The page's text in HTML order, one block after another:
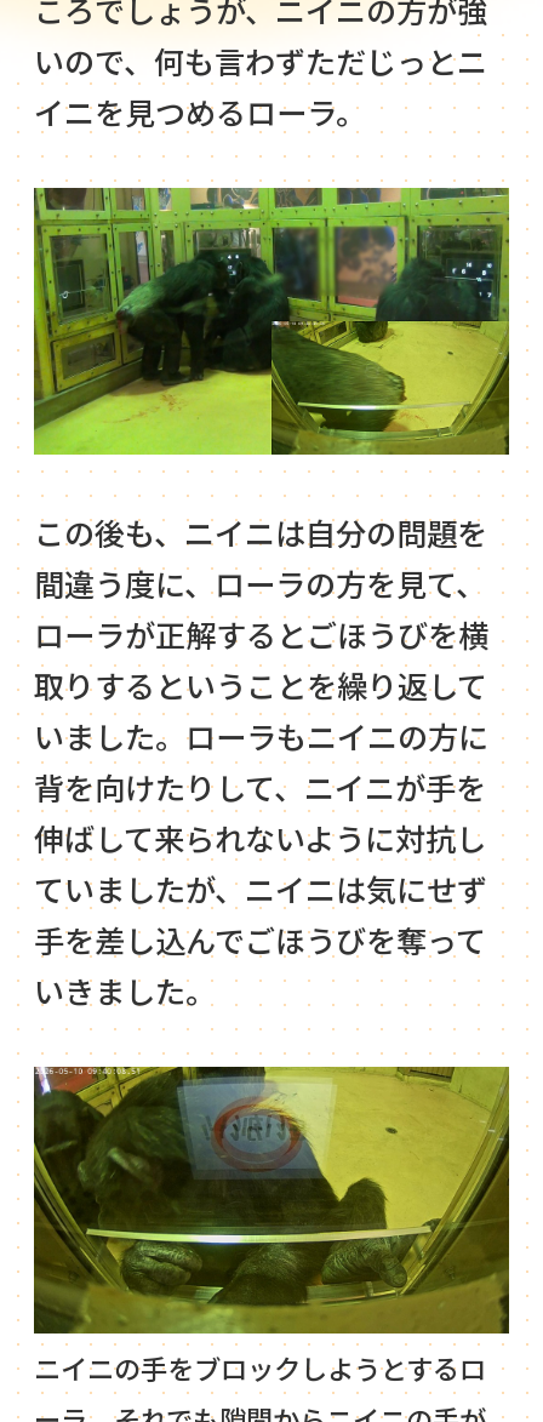
ころでしょうが、ニイニの方が強
いので、何も言わずただじっとニ
イニを見つめるローラ。
この後も、ニイニは自分の問題を
間違う度に、ローラの方を見て、
ローラが正解するとごほうびを横
取りするということを繰り返して
いました。ローラもニイニの方に
背を向けたりして、ニイニが手を
伸ばして来られないように対抗し
ていましたが、ニイニは気にせず
手を差し込んでごほうびを奪って
いきました。
ニイニの手をブロックしようとするロ